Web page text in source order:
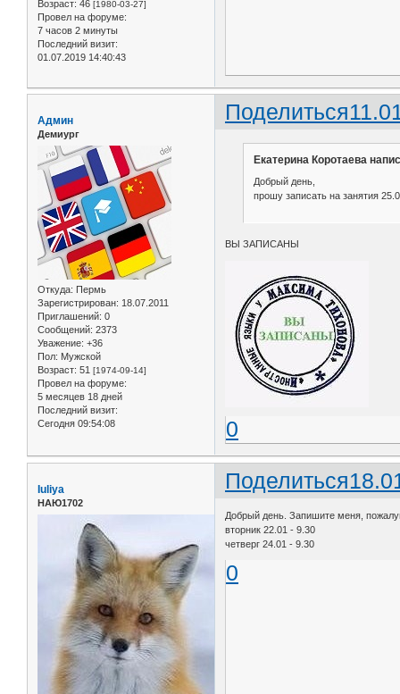
Возраст: 46 [1980-03-27]
Провел на форуме:
7 часов 2 минуты
Последний визит:
01.07.2019 14:40:43
Поделиться
Админ
Демиург
Откуда: Пермь
Зарегистрирован: 18.07.2011
Приглашений: 0
Сообщений: 2373
Уважение: +36
Пол: Мужской
Возраст: 51 [1974-09-14]
Провел на форуме:
5 месяцев 18 дней
Последний визит:
Сегодня 09:54:08
Екатерина Коротаева
Добрый день,
прошу записать на занятия
ВЫ ЗАПИСАНЫ
0
Поделиться
Iuliya
НАЮ1702
Добрый день. Запишите меня,
вторник 22.01 - 9.30
четверг 24.01 - 9.30
0